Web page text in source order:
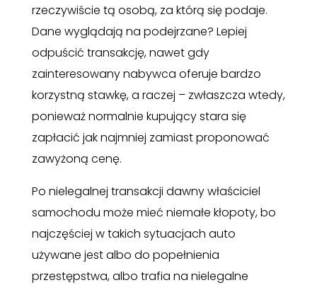
rzeczywiście tą osobą, za którą się podaje.
Dane wyglądają na podejrzane? Lepiej
odpuścić transakcję, nawet gdy
zainteresowany nabywca oferuje bardzo
korzystną stawkę, a raczej – zwłaszcza wtedy,
ponieważ normalnie kupujący stara się
zapłacić jak najmniej zamiast proponować
zawyżoną cenę.
Po nielegalnej transakcji dawny właściciel
samochodu może mieć niemałe kłopoty, bo
najczęściej w takich sytuacjach auto
używane jest albo do popełnienia
przestępstwa, albo trafia na nielegalne